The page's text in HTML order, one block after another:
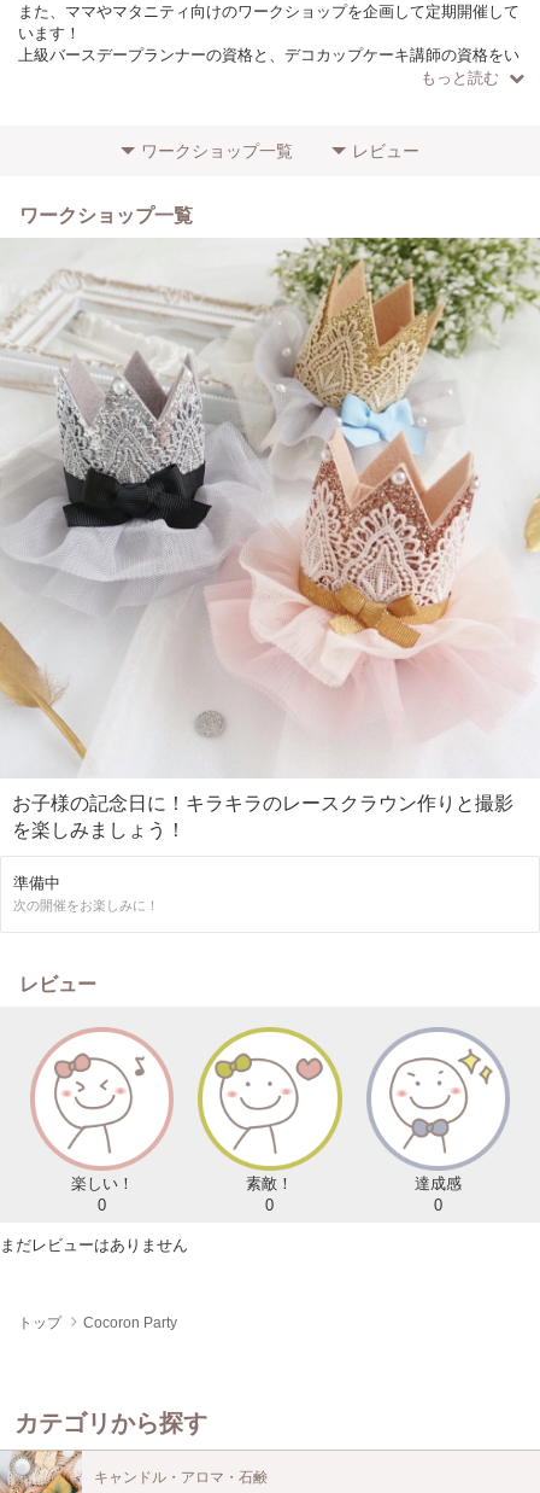
また、ママやマタニティ向けのワークショップを企画して定期開催して
います！
上級バースデープランナーの資格と、デコカップケーキ講師の資格をい
かしながら、今後もご家族が笑顔になれる時間をご提供したいと考えて
もっと読む
ワークショップ一覧 レビュー
ワークショップ一覧
お子様の記念日に！キラキラのレースクラウン作りと撮影
を楽しみましょう！
準備中
次の開催をお楽しみに！
レビュー
楽しい！
0
素敵！
0
達成感
0
まだレビューはありません
トップ Cocoron Party
カテゴリから探す
キャンドル・アロマ・石鹸